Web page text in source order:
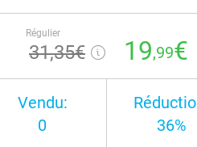
Régulier
31,35€ 19,99€
Vendu:
0
36%